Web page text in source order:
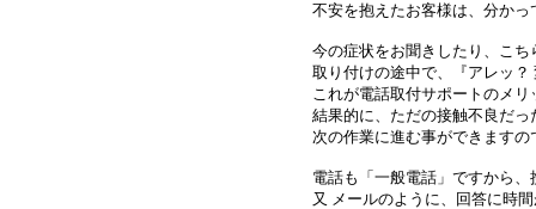
不安を抱えたお客様は、分か
今の症状をお聞きしたり、こ
取り付けの途中で、『アレッ
これが電話取付サポートのメリ
結果的に、ただの接触不良だ
次の作業に進む事ができます
電話も「一般電話」ですから
又 メールのように、回答に時